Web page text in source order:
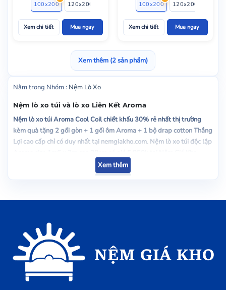
100x200
120x200 160x200 180x200
Xem chi tiết Mua ngay
100x200
120x200
Xem chi tiết Mua ngay
Xem thêm (2 sản phẩm)
Nằm trong Nhóm : Nệm Lò Xo
Nệm lò xo túi và lò xo Liên Kết Aroma
Nệm lò xo túi Aroma Cool Coil chiết khấu 30% rẻ nhất thị trường
kèm quà tặng 2 gối gòn + 1 gối ôm Aroma + 1 bộ drap cotton Thắng
Lợi cao cấp chỉ có duy nhất tại nemgiakho.com. Nệm lò xo túi độc lập
Ngoài ra còn có dòng đệm lò xo liên kết Aroma cao 30cm size 1m6 x
2m có giá 4.950k tại nemgiakho.com kèm bộ quà tặng 4 món. G
Mức chiết khấu của nệm lò xo Aroma
Nệm lò xo liên kết Aroma Perfect 4 viền chiết khấu 30%
Chất lượng Nệm lò xo túi Aroma Cool Coil
Nệm lò xo túi Aroma thật sự là một lựa chọn tốt cho những người có
nhu cầu tìm kiếm sự thoải mái và độ bền cao trong một chiếc nệm.
Xem thêm